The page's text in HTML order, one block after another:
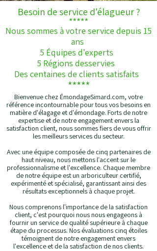
Besoin de service d'élagueur ?
*****
Nous sommes à votre service depuis 15
ans
5 Équipes d'experts
5 Régions desservies
Des centaines de clients satisfaits
*****
Bienvenue chez ÉmondageSimard.com, votre
référence incontournable pour tous vos besoins en
matière d'élagage et d'émondage. Forts de notre
expertise et de notre engagement envers la
satisfaction client, nous sommes fiers de vous offrir
les meilleurs services du secteur.
Avec une équipe composée de cinq partenaires de
haut niveau, nous mettons l'accent sur le
professionnalisme et l'excellence. Chaque membre
de notre équipe est un arboriculteur certifié,
expérimenté et spécialisé, garantissant ainsi des
résultats exceptionnels à chaque projet.
Nous comprenons l'importance de la satisfaction
client, c'est pourquoi nous nous engageons à
fournir un service de qualité supérieure à chaque
étape du processus. Nos évaluations cinq étoiles
témoignent de notre engagement envers
l'excellence et de la satisfaction de nos clients.